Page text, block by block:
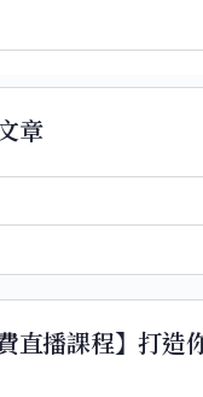
章
直播課程】打造